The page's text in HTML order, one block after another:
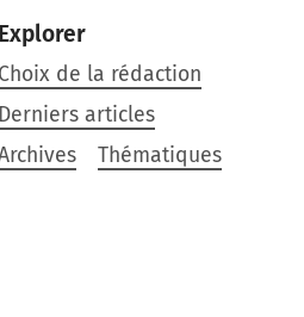
Explorer
Choix de la rédaction
Derniers articles
Thématiques